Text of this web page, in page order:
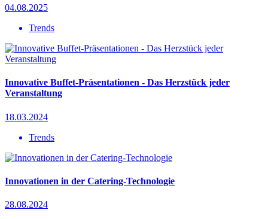
04.08.2025
Trends
Innovative Buffet-Präsentationen - Das Herzstück jeder
Veranstaltung
18.03.2024
Trends
Innovationen in der Catering-Technologie
28.08.2024